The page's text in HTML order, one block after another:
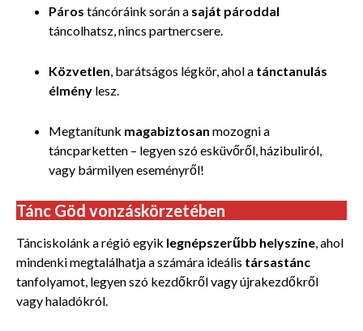
Páros táncóráink során a saját pároddal
táncolhatsz, nincs partnercsere.
Közvetlen, barátságos légkör, ahol a tánctanulás
élmény lesz.
Megtanítunk magabiztosan mozogni a
táncparketten – legyen szó esküvőről, házibuliról,
vagy bármilyen eseményről!
Tánc Göd vonzáskörzetében
Tánciskolánk a régió egyik legnépszerűbb helyszíne, ahol
mindenki megtalálhatja a számára ideális társastánc
tanfolyamot, legyen szó kezdőkről vagy újrakezdőkről
vagy haladókról.